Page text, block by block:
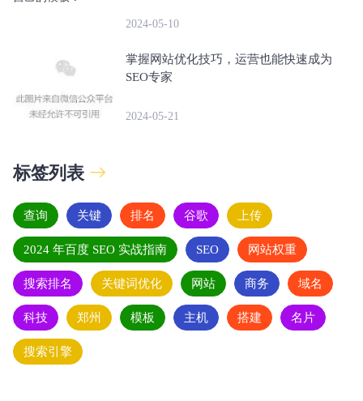
2024-05-10
掌握网站优化技巧，运营也能快速成为
SEO专家
2024-05-21
标签列表
查询 关键 排名 谷歌 上传
2024 年百度 SEO 实战指南 SEO 网站权重
搜索排名 关键词优化 网站 商务 域名
科技 郑州 模板 主机 搭建 名片
搜索引擎